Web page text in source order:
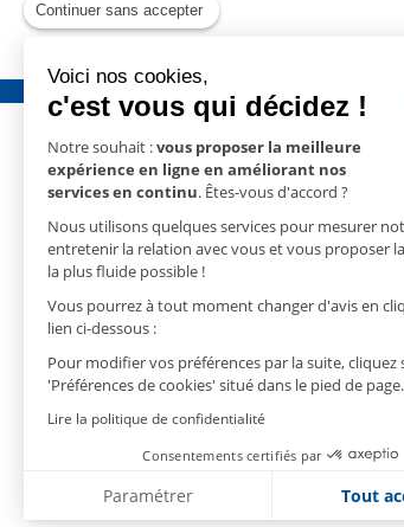
Continuer sans accepter
Voici nos cookies,
c'est vous qui décidez !
Notre souhait :vous proposer la meilleure
expérience en ligne en améliorant nos
services en continu. Êtes-vous d'accord ?
Nous utilisons quelques services pour mesurer
entretenir la relation avec vous et vous proposer
la plus fluide possible !
Vous pourrez à tout moment changer d'avis en
lien ci-dessous :
Pour modifier vos préférences par la suite, cliquez
'Préférences de cookies' situé dans le pied de page.
Lire la politique de confidentialité
Consentements certifiés par
Paramétrer Tout
- 15 rue Nicolas Cugnot
67410 DRUSENHEIM
T.+33(0)3 88 18 11 18
contact@geco.fr